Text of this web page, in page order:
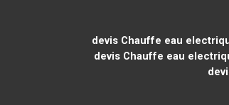
devis Chauffe eau
devis Chauffe eau